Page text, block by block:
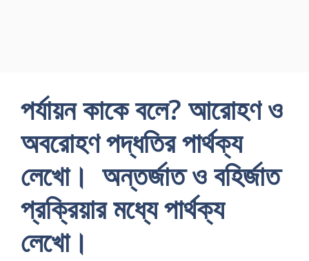
পর্যায়ন কাকে বলে? আরােহণ ও
অবরােহণ পদ্ধতির পার্থক্য
লেখাে। অন্তর্জাত ও বহির্জাত
প্রক্রিয়ার মধ্যে পার্থক্য
লেখাে।